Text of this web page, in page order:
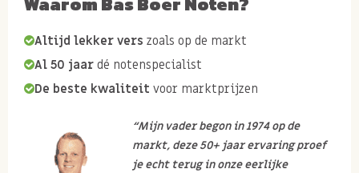
Altijd lekker vers zoals op de markt
Al 50 jaar dé notenspecialist
De beste kwaliteit voor marktprijzen
“Mijn vader begon in 1974 op de
markt, deze 50+ jaar ervaring proef
je echt terug in onze eerlijke